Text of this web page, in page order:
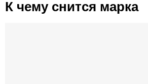
К чему снится марка